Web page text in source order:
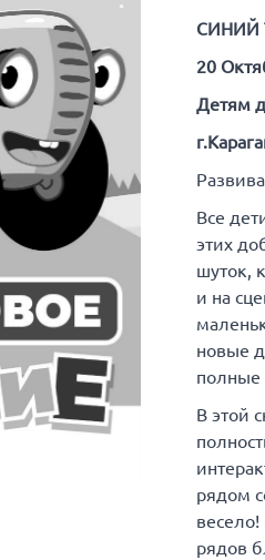
СИНИЙ
20
Детям
Все
этих
шуток,
и на
новые
полные
В этой
рядом
весело!
рядов